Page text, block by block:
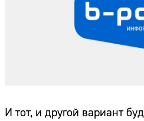
И тот, и другой вариант